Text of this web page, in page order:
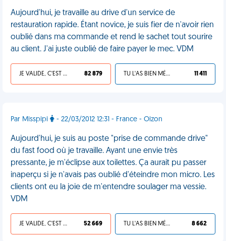
Aujourd'hui, je travaille au drive d'un service de
restauration rapide. Étant novice, je suis fier de n'avoir rien
oublié dans ma commande et rend le sachet tout sourire
au client. J'ai juste oublié de faire payer le mec. VDM
JE VALIDE, C'EST UNE VDM 82 879 TU L'AS BIEN MÉRITÉ 11 411
Par Misspipi - 22/03/2012 12:31 - France - Oizon
Aujourd'hui, je suis au poste "prise de commande drive"
du fast food où je travaille. Ayant une envie très
pressante, je m'éclipse aux toilettes. Ça aurait pu passer
inaperçu si je n'avais pas oublié d'éteindre mon micro. Les
clients ont eu la joie de m'entendre soulager ma vessie.
VDM
JE VALIDE, C'EST UNE VDM 52 669 TU L'AS BIEN MÉRITÉ 8 662